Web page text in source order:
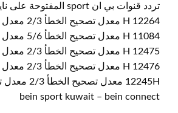
تردد قنوات بي ان sport المفتوحة على نايل سات
12264 H معدل تصحيح الخطأ 2/3 معدل ترميز 27500
11084 H معدل تصحيح الخطأ 5/6 معدل ترميز 27500
12475 H معدل تصحيح الخطأ 2/3 معدل ترميز 27500
12476 H معدل تصحيح الخطأ 2/3 معدل ترميز 27500
12245H معدل تصحيح الخطأ 2/3 معدل ترميز 27500
bein sport kuwait – bein connect